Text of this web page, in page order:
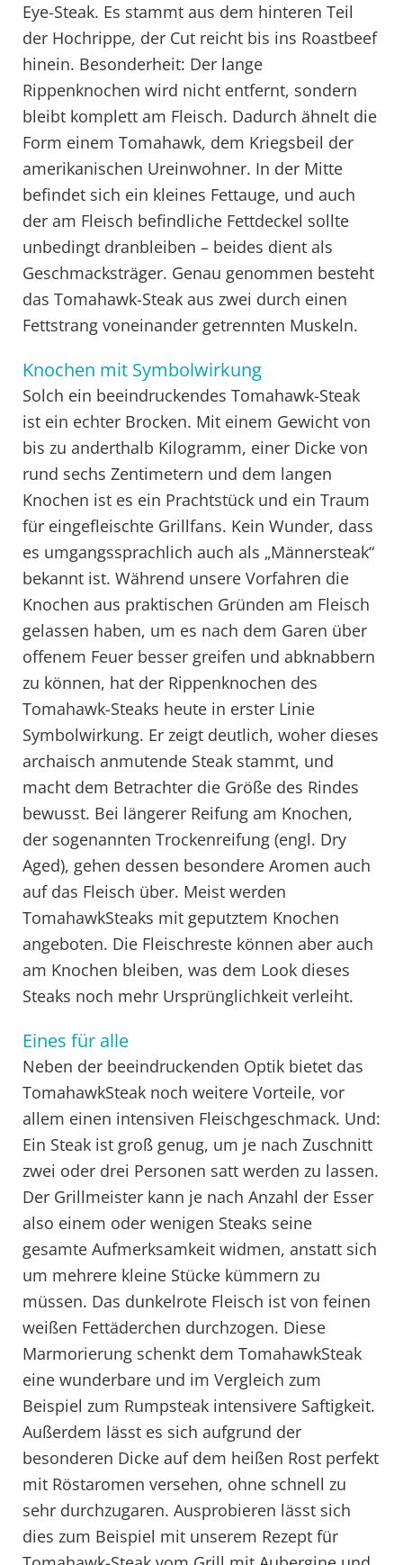
Eye-Steak. Es stammt aus dem hinteren Teil
der Hochrippe, der Cut reicht bis ins Roastbeef
hinein. Besonderheit: Der lange
Rippenknochen wird nicht entfernt, sondern
bleibt komplett am Fleisch. Dadurch ähnelt die
Form einem Tomahawk, dem Kriegsbeil der
amerikanischen Ureinwohner. In der Mitte
befindet sich ein kleines Fettauge, und auch
der am Fleisch befindliche Fettdeckel sollte
unbedingt dranbleiben – beides dient als
Geschmacksträger. Genau genommen besteht
das Tomahawk-Steak aus zwei durch einen
Fettstrang voneinander getrennten Muskeln.
Knochen mit Symbolwirkung
Solch ein beeindruckendes Tomahawk-Steak
ist ein echter Brocken. Mit einem Gewicht von
bis zu anderthalb Kilogramm, einer Dicke von
rund sechs Zentimetern und dem langen
Knochen ist es ein Prachtstück und ein Traum
für eingefleischte Grillfans. Kein Wunder, dass
es umgangssprachlich auch als „Männersteak“
bekannt ist. Während unsere Vorfahren die
Knochen aus praktischen Gründen am Fleisch
gelassen haben, um es nach dem Garen über
offenem Feuer besser greifen und abknabbern
zu können, hat der Rippenknochen des
Tomahawk-Steaks heute in erster Linie
Symbolwirkung. Er zeigt deutlich, woher dieses
archaisch anmutende Steak stammt, und
macht dem Betrachter die Größe des Rindes
bewusst. Bei längerer Reifung am Knochen,
der sogenannten Trockenreifung (engl. Dry
Aged), gehen dessen besondere Aromen auch
auf das Fleisch über. Meist werden
TomahawkSteaks mit geputztem Knochen
angeboten. Die Fleischreste können aber auch
am Knochen bleiben, was dem Look dieses
Steaks noch mehr Ursprünglichkeit verleiht.
Eines für alle
Neben der beeindruckenden Optik bietet das
TomahawkSteak noch weitere Vorteile, vor
allem einen intensiven Fleischgeschmack. Und:
Ein Steak ist groß genug, um je nach Zuschnitt
zwei oder drei Personen satt werden zu lassen.
Der Grillmeister kann je nach Anzahl der Esser
also einem oder wenigen Steaks seine
gesamte Aufmerksamkeit widmen, anstatt sich
um mehrere kleine Stücke kümmern zu
müssen. Das dunkelrote Fleisch ist von feinen
weißen Fettäderchen durchzogen. Diese
Marmorierung schenkt dem TomahawkSteak
eine wunderbare und im Vergleich zum
Beispiel zum Rumpsteak intensivere Saftigkeit.
Außerdem lässt es sich aufgrund der
besonderen Dicke auf dem heißen Rost perfekt
mit Röstaromen versehen, ohne schnell zu
sehr durchzugaren. Ausprobieren lässt sich
dies zum Beispiel mit unserem Rezept für